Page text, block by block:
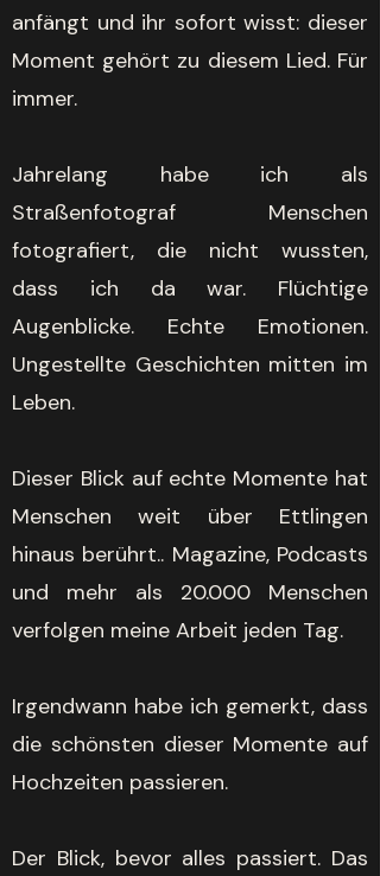
anfängt und ihr sofort wisst: dieser
Moment gehört zu diesem Lied. Für
immer.
Jahrelang habe ich als
Straßenfotograf Menschen
fotografiert, die nicht wussten,
dass ich da war. Flüchtige
Augenblicke. Echte Emotionen.
Ungestellte Geschichten mitten im
Leben.
Dieser Blick auf echte Momente hat
Menschen weit über Ettlingen
hinaus berührt.. Magazine, Podcasts
und mehr als 20.000 Menschen
verfolgen meine Arbeit jeden Tag.
Irgendwann habe ich gemerkt, dass
die schönsten dieser Momente auf
Hochzeiten passieren.
Der Blick, bevor alles passiert. Das